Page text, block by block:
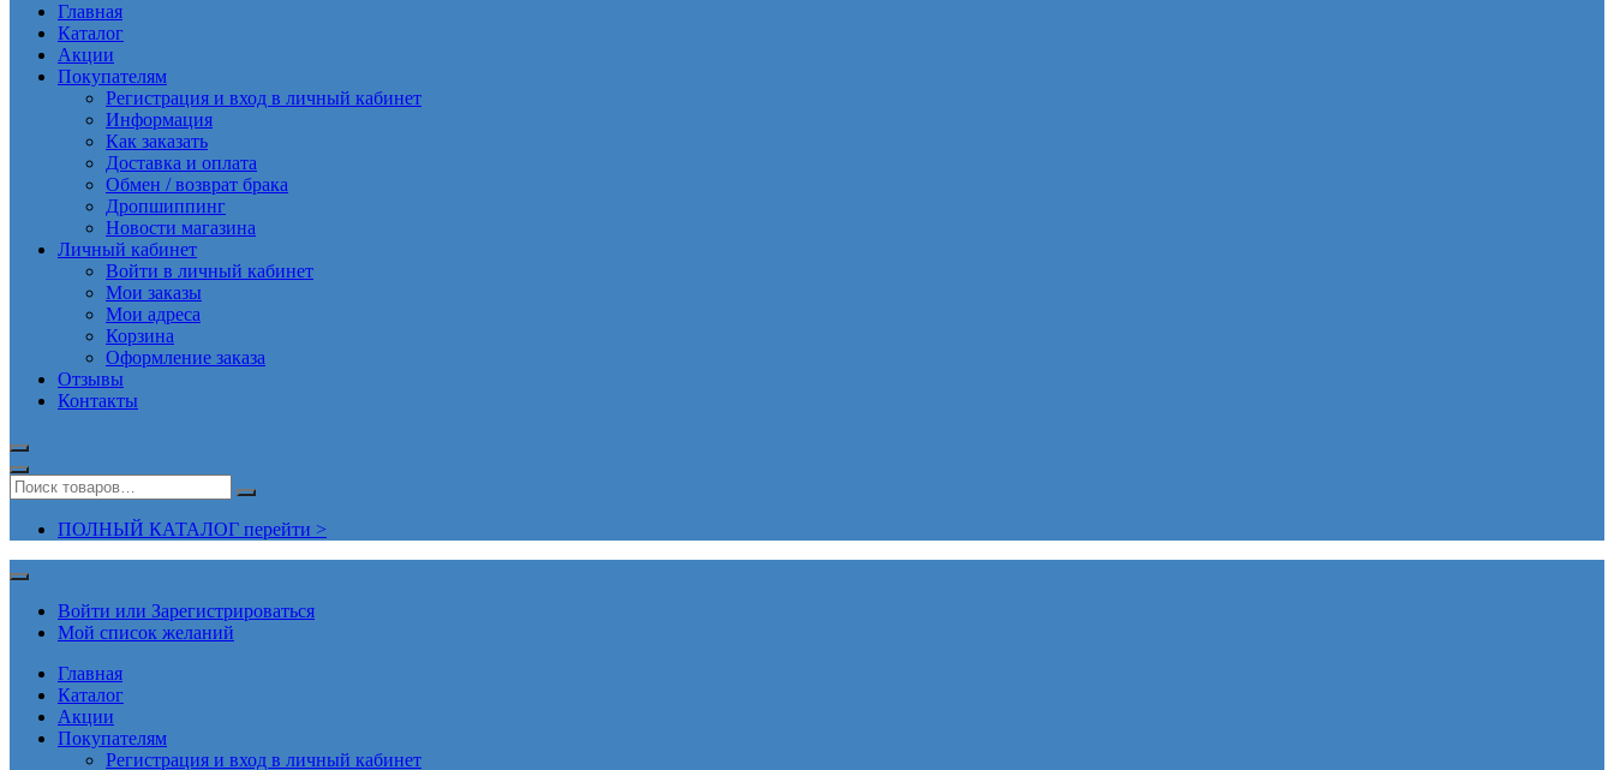
Главная
Каталог
Акции
Покупателям
Регистрация и вход в личный кабинет
Информация
Как заказать
Доставка и оплата
Обмен / возврат брака
Дропшиппинг
Новости магазина
Личный кабинет
Войти в личный кабинет
Мои заказы
Мои адреса
Корзина
Оформление заказа
Отзывы
Контакты
ПОЛНЫЙ КАТАЛОГ перейти >
Войти или Зарегистрироваться
Мой список желаний
Главная
Каталог
Акции
Покупателям
Регистрация и вход в личный кабинет